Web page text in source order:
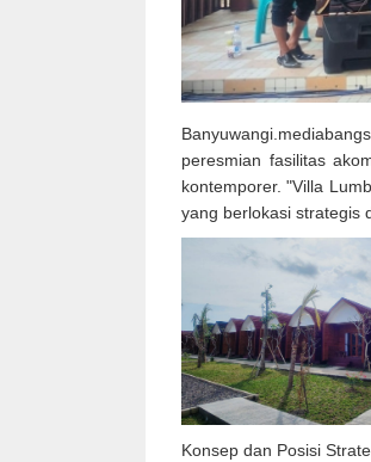
peresmian fasilitas
kontemporer. "Villa
yang berlokasi strategis
Konsep dan Posisi